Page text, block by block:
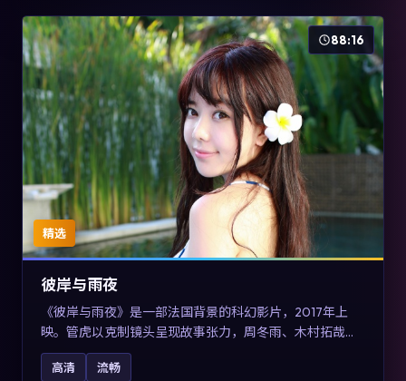
精选
88:16
彼岸与雨夜
《彼岸与雨夜》是一部法国背景的科幻影片，2017年上
映。管虎以克制镜头呈现故事张力，周冬雨、木村拓哉与
张震的对手戏可圈可点。剧情层面在真实历史背景下虚构
一段跨国追寻之旅，对关注导演风格与演员阵容的观众具
高清 流畅